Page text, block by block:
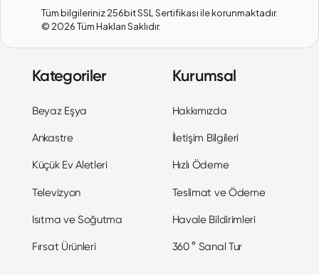
Tüm bilgileriniz 256bit SSL Sertifikası ile korunmaktadır.
© 2026Tüm Hakları Saklıdır.
Kategoriler
Beyaz Eşya
Ankastre
Küçük Ev Aletleri
Televizyon
Isıtma ve Soğutma
Fırsat Ürünleri
Kurumsal
Hakkımızda
İletişim Bilgileri
Hızlı Ödeme
Teslimat ve Ödeme
Havale Bildirimleri
360 ° Sanal Tur